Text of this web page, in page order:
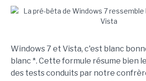
Windows 7 et Vista, c'est blanc
blanc *. Cette formule résume bien
des tests conduits par notre